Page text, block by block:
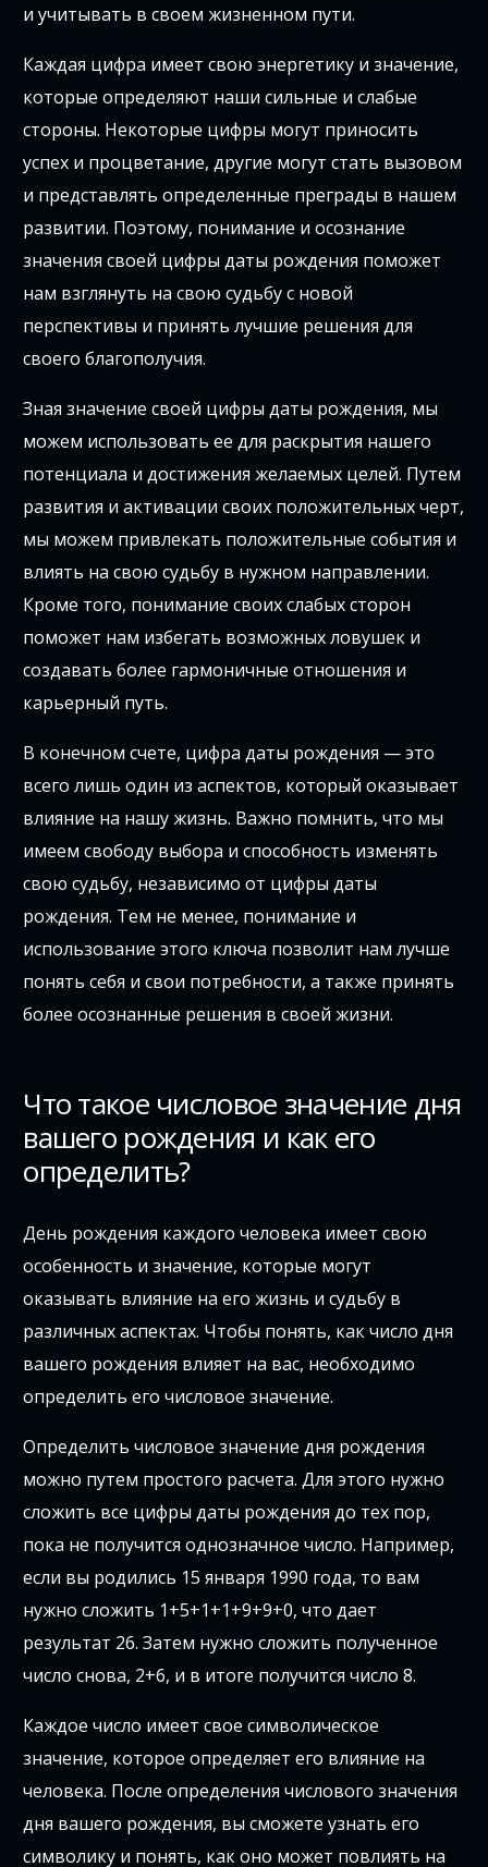
и учитывать в своем жизненном пути.
Каждая цифра имеет свою энергетику и значение,
которые определяют наши сильные и слабые
стороны. Некоторые цифры могут приносить
успех и процветание, другие могут стать вызовом
и представлять определенные преграды в нашем
развитии. Поэтому, понимание и осознание
значения своей цифры даты рождения поможет
нам взглянуть на свою судьбу с новой
перспективы и принять лучшие решения для
своего благополучия.
Зная значение своей цифры даты рождения, мы
можем использовать ее для раскрытия нашего
потенциала и достижения желаемых целей. Путем
развития и активации своих положительных черт,
мы можем привлекать положительные события и
влиять на свою судьбу в нужном направлении.
Кроме того, понимание своих слабых сторон
поможет нам избегать возможных ловушек и
создавать более гармоничные отношения и
карьерный путь.
В конечном счете, цифра даты рождения — это
всего лишь один из аспектов, который оказывает
влияние на нашу жизнь. Важно помнить, что мы
имеем свободу выбора и способность изменять
свою судьбу, независимо от цифры даты
рождения. Тем не менее, понимание и
использование этого ключа позволит нам лучше
понять себя и свои потребности, а также принять
более осознанные решения в своей жизни.
Что такое числовое значение дня
вашего рождения и как его
определить?
День рождения каждого человека имеет свою
особенность и значение, которые могут
оказывать влияние на его жизнь и судьбу в
различных аспектах. Чтобы понять, как число дня
вашего рождения влияет на вас, необходимо
определить его числовое значение.
Определить числовое значение дня рождения
можно путем простого расчета. Для этого нужно
сложить все цифры даты рождения до тех пор,
пока не получится однозначное число. Например,
если вы родились 15 января 1990 года, то вам
нужно сложить 1+5+1+1+9+9+0, что дает
результат 26. Затем нужно сложить полученное
число снова, 2+6, и в итоге получится число 8.
Каждое число имеет свое символическое
значение, которое определяет его влияние на
человека. После определения числового значения
дня вашего рождения, вы сможете узнать его
символику и понять, как оно может повлиять на